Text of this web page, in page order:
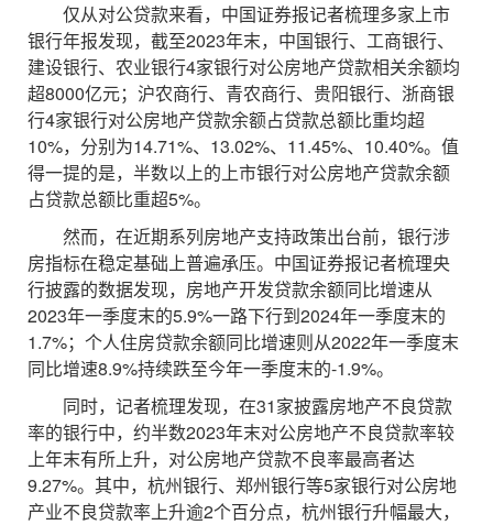
仅从对公贷款来看，中国证券报记者梳理多家上市
银行年报发现，截至2023年末，中国银行、工商银行、
建设银行、农业银行4家银行对公房地产贷款相关余额均
超8000亿元；沪农商行、青农商行、贵阳银行、浙商银
行4家银行对公房地产贷款余额占贷款总额比重均超
10%，分别为14.71%、13.02%、11.45%、10.40%。值
得一提的是，半数以上的上市银行对公房地产贷款余额
占贷款总额比重超5%。
然而，在近期系列房地产支持政策出台前，银行涉
房指标在稳定基础上普遍承压。中国证券报记者梳理央
行披露的数据发现，房地产开发贷款余额同比增速从
2023年一季度末的5.9%一路下行到2024年一季度末的
1.7%；个人住房贷款余额同比增速则从2022年一季度末
同比增速8.9%持续跌至今年一季度末的-1.9%。
同时，记者梳理发现，在31家披露房地产不良贷款
率的银行中，约半数2023年末对公房地产不良贷款率较
上年末有所上升，对公房地产贷款不良率最高者达
9.27%。其中，杭州银行、郑州银行等5家银行对公房地
产业不良贷款率上升逾2个百分点，杭州银行升幅最大，